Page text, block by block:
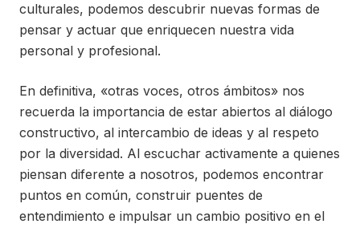
culturales, podemos descubrir nuevas formas de
pensar y actuar que enriquecen nuestra vida
personal y profesional.
En definitiva, «otras voces, otros ámbitos» nos
recuerda la importancia de estar abiertos al diálogo
constructivo, al intercambio de ideas y al respeto
por la diversidad. Al escuchar activamente a quienes
piensan diferente a nosotros, podemos encontrar
puntos en común, construir puentes de
entendimiento e impulsar un cambio positivo en el